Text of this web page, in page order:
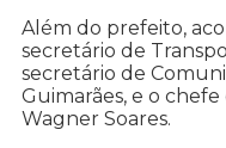
Além do prefeito,
secretário de
secretário de
Guimarães, e o
Wagner Soares.